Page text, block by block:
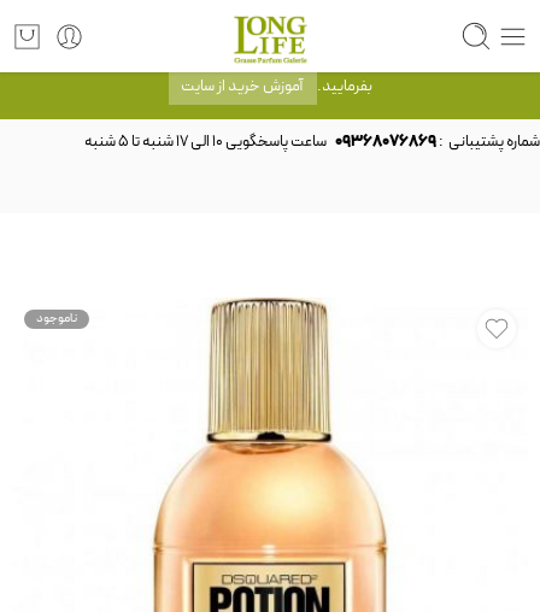
توجه! برند لانگ لایف رایحه های معروف را با شیشه و بسته بندی خود شرکت لانگ لایف
عرضه می کند.که با انتخاب حجم هر ادکلنی می توانید شیشه و بسته بندی را ملاحظه
بفرمایید. آموزش خرید از سایت
شماره پشتیبانی :09368076869
ناموجود